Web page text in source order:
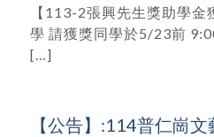
【113-2張興先生獎助學
學 請獲獎同學於5/23前
[…]
【公告】:114普仁崗